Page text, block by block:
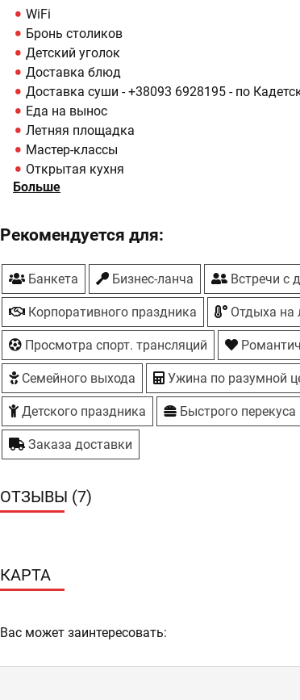
WiFi
Бронь столиков
Детский уголок
Доставка блюд
Доставка суши -+38093 6928195 - по
Еда на вынос
Летняя площадка
Мастер-классы
Открытая кухня
ТВ-плазмы
Больше
Рекомендуется для:
Банкета Бизнес-ланча Встречи с
Корпоративного праздника Отдыха на
Просмотра спорт. трансляций
Семейного выхода Ужина по разумной
Детского праздника Быстрого перекуса
Заказа доставки
ОТЗЫВЫ (7)
КАРТА
Ваc может заинтересовать: